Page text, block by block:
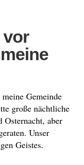
vor
Gemeinde
große nächtliche
Osternacht, aber
Unser
Geistes.